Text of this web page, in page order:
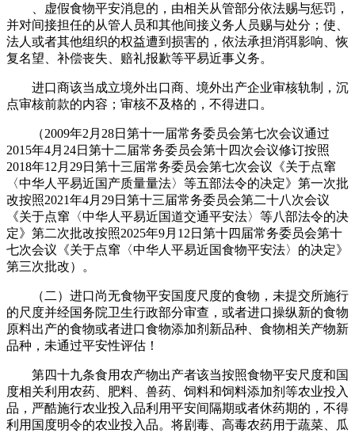
、虚假食物平安消息的，由相关从管部分依法赐与惩罚，
并对间接担任的从管人员和其他间接义务人员赐与处分；使、
法人或者其他组织的权益遭到损害的，依法承担消弭影响、恢
复名望、补偿丧失、赔礼报歉等平易近事义务。
进口商该当成立境外出口商、境外出产企业审核轨制，沉
点审核前款的内容；审核不及格的，不得进口。
（2009年2月28日第十一届常务委员会第七次会议通过
2015年4月24日第十二届常务委员会第十四次会议修订按照
2018年12月29日第十三届常务委员会第七次会议《关于点窜
〈中华人平易近国产质量量法〉等五部法令的决定》第一次批
改按照2021年4月29日第十三届常务委员会第二十八次会议
《关于点窜〈中华人平易近国道交通平安法〉等八部法令的决
定》第二次批改按照2025年9月12日第十四届常务委员会第十
七次会议《关于点窜〈中华人平易近国食物平安法〉的决定》
第三次批改）。
（二）进口尚无食物平安国度尺度的食物，未提交所施行
的尺度并经国务院卫生行政部分审查，或者进口操纵新的食物
原料出产的食物或者进口食物添加剂新品种、食物相关产物新
品种，未通过平安性评估！
第四十九条食用农产物出产者该当按照食物平安尺度和国
度相关利用农药、肥料、兽药、饲料和饲料添加剂等农业投入
品，严酷施行农业投入品利用平安间隔期或者休药期的，不得
利用国度明令的农业投入品。将剧毒、高毒农药用于蔬菜、瓜